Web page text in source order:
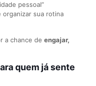
pessoal”
organizar sua rotina
a chance de engajar,
quem já sente